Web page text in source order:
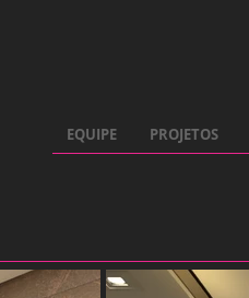
EQUIPE PROJETOS